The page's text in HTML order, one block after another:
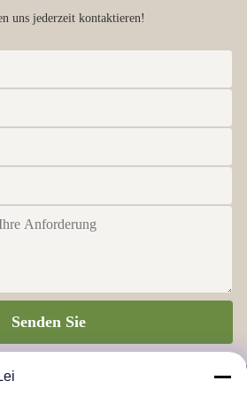
uns jederzeit kontaktieren!
Senden Sie